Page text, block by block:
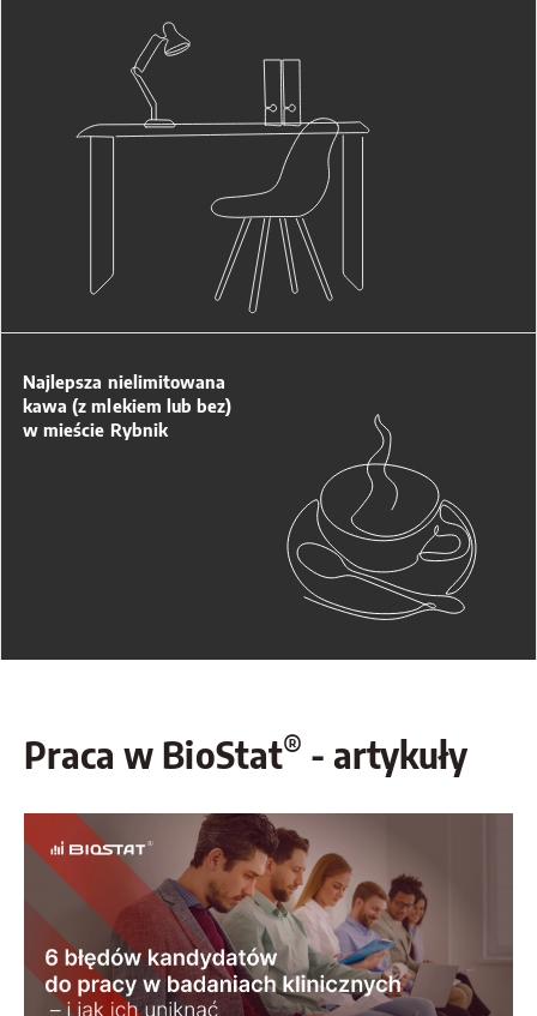
Najlepsza nielimitowana
kawa (z mlekiem lub bez)
w mieście Rybnik
Praca w BioStat® - artykuły